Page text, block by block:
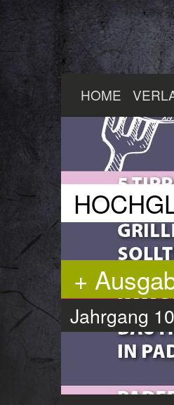
Hauptinhalt
HOME
+
Jahrgang